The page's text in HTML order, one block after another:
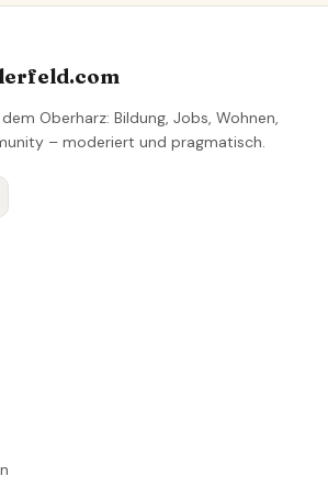
Oberharz: Bildung, Jobs, Wohnen,
– moderiert und pragmatisch.